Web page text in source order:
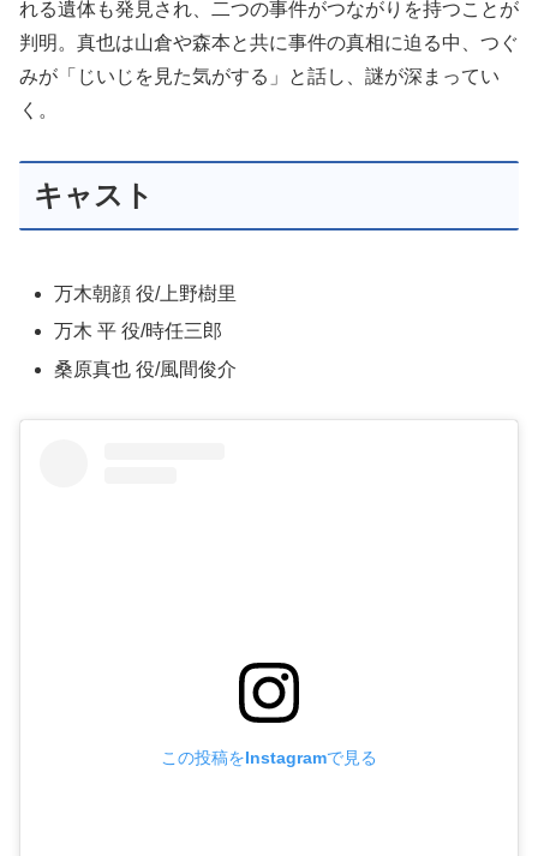
れる遺体も発見され、二つの事件がつながりを持つことが
判明。真也は山倉や森本と共に事件の真相に迫る中、つぐ
みが「じいじを見た気がする」と話し、謎が深まってい
く。
キャスト
万木朝顔 役/上野樹里
万木 平 役/時任三郎
桑原真也 役/風間俊介
この投稿をInstagramで見る